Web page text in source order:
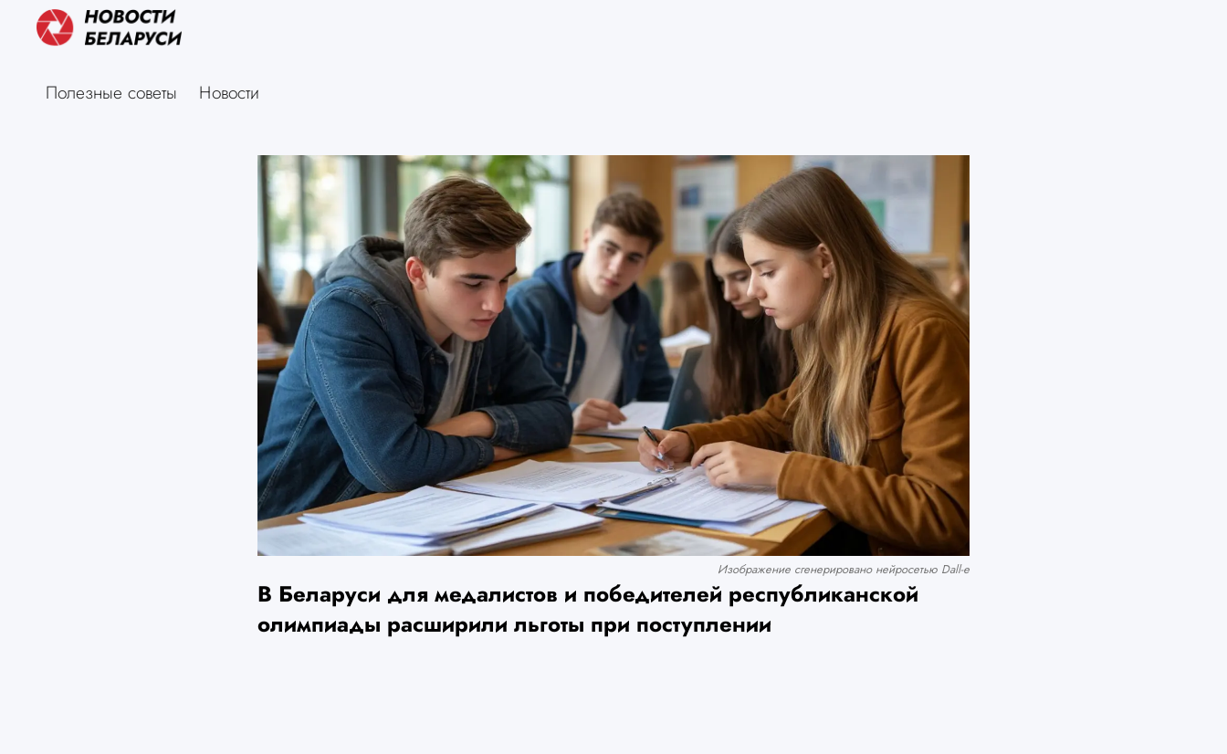
Полезные советы Новости
Изображение сгенерировано нейросетью Dall-e
В Беларуси для медалистов и победителей республиканской
олимпиады расширили льготы при поступлении